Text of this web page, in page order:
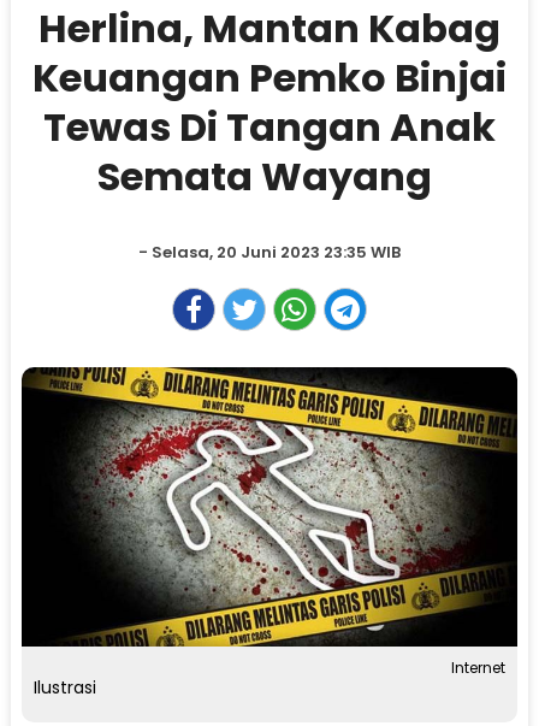
Herlina, Mantan Kabag
Keuangan Pemko Binjai
Tewas Di Tangan Anak
Semata Wayang
- Selasa, 20 Juni 2023 23:35 WIB
Internet
Ilustrasi